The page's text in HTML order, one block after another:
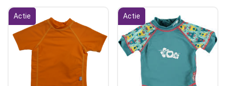
Actie Actie